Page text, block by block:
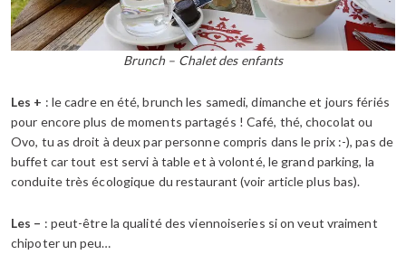
Brunch – Chalet des enfants
Les + : le cadre en été, brunch les samedi, dimanche et jours fériés
pour encore plus de moments partagés ! Café, thé, chocolat ou
Ovo, tu as droit à deux par personne compris dans le prix :-), pas de
buffet car tout est servi à table et à volonté, le grand parking, la
conduite très écologique du restaurant (voir article plus bas).
Les – : peut-être la qualité des viennoiseries si on veut vraiment
chipoter un peu…